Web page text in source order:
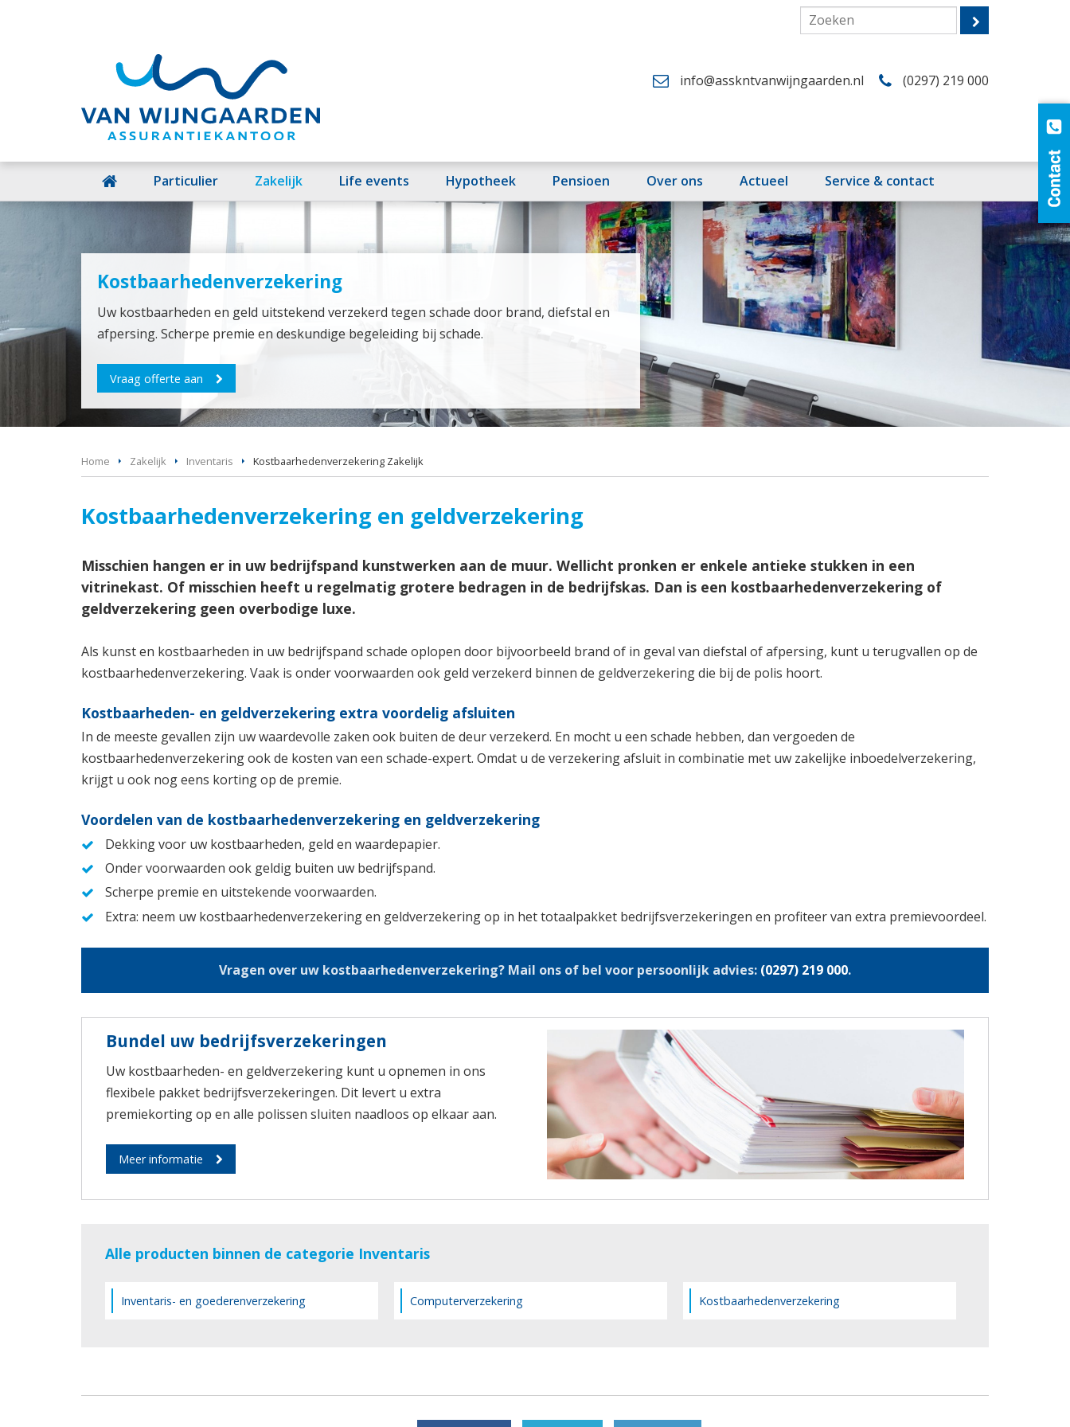
info@asskntvanwijngaarden.nl (0297) 219 000
Particulier Zakelijk Life events Hypotheek Pensioen Over ons Actueel Service & contact
Kostbaarhedenverzekering
Uw kostbaarheden en geld uitstekend verzekerd tegen schade door brand, diefstal en
afpersing. Scherpe premie en deskundige begeleiding bij schade.
Vraag offerte aan
Home Zakelijk Inventaris Kostbaarhedenverzekering Zakelijk
Kostbaarhedenverzekering en geldverzekering
Misschien hangen er in uw bedrijfspand kunstwerken aan de muur. Wellicht pronken er enkele antieke stukken in een
vitrinekast. Of misschien heeft u regelmatig grotere bedragen in de bedrijfskas. Dan is een kostbaarhedenverzekering of
geldverzekering geen overbodige luxe.
Als kunst en kostbaarheden in uw bedrijfspand schade oplopen door bijvoorbeeld brand of in geval van diefstal of afpersing, kunt u terugvallen op de
kostbaarhedenverzekering. Vaak is onder voorwaarden ook geld verzekerd binnen de geldverzekering die bij de polis hoort.
Kostbaarheden- en geldverzekering extra voordelig afsluiten
In de meeste gevallen zijn uw waardevolle zaken ook buiten de deur verzekerd. En mocht u een schade hebben, dan vergoeden de
kostbaarhedenverzekering ook de kosten van een schade-expert. Omdat u de verzekering afsluit in combinatie met uw zakelijke inboedelverzekering,
krijgt u ook nog eens korting op de premie.
Voordelen van de kostbaarhedenverzekering en geldverzekering
Dekking voor uw kostbaarheden, geld en waardepapier.
Onder voorwaarden ook geldig buiten uw bedrijfspand.
Scherpe premie en uitstekende voorwaarden.
Extra: neem uw kostbaarhedenverzekering en geldverzekering op in het totaalpakket bedrijfsverzekeringen en profiteer van extra premievoordeel.
Vragen over uw kostbaarhedenverzekering? Mail ons of bel voor persoonlijk advies: (0297) 219 000.
Bundel uw bedrijfsverzekeringen
Uw kostbaarheden- en geldverzekering kunt u opnemen in ons
flexibele pakket bedrijfsverzekeringen. Dit levert u extra
premiekorting op en alle polissen sluiten naadloos op elkaar aan.
Meer informatie
Alle producten binnen de categorie Inventaris
Inventaris- en goederenverzekering Computerverzekering Kostbaarhedenverzekering